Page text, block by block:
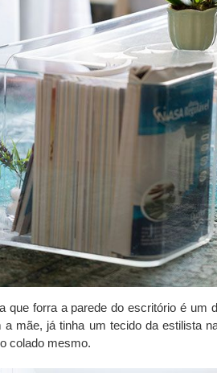
que forra a parede do escritório é um
mãe, já tinha um tecido da estilista
colado mesmo.